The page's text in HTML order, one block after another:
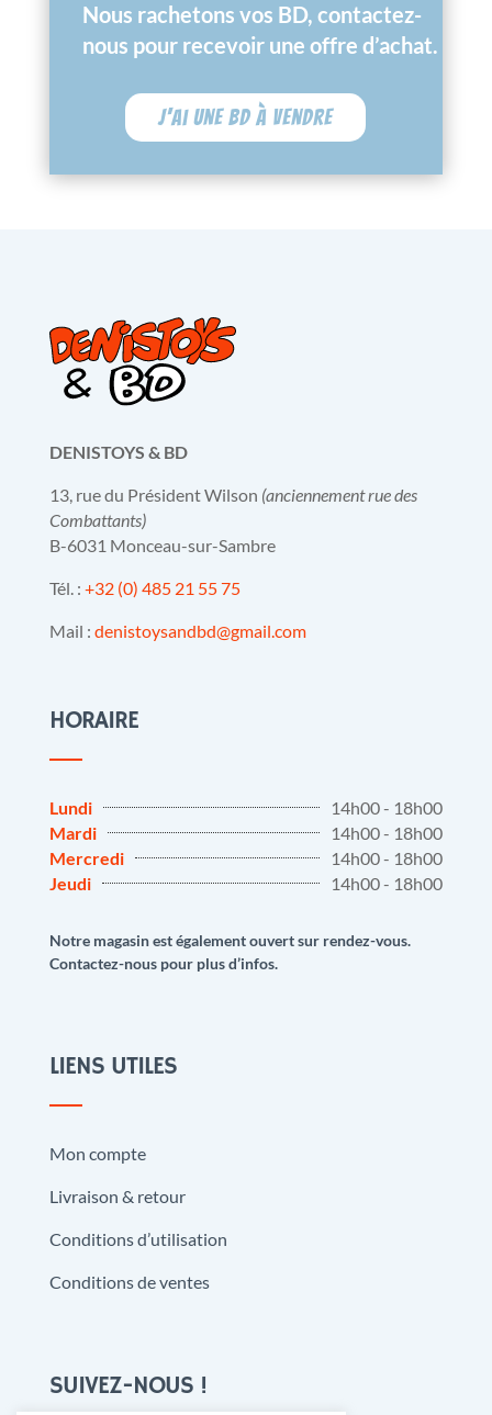
Nous rachetons vos BD, contactez-
nous pour recevoir une offre d’achat.
J'ai une BD à vendre
DENISTOYS & BD
13, rue du Président Wilson (anciennement rue des
Combattants)
B-6031 Monceau-sur-Sambre
Tél. : +32 (0) 485 21 55 75
Mail : denistoysandbd@gmail.com
HORAIRE
Lundi
14h00 - 18h00
Mardi
14h00 - 18h00
Mercredi
14h00 - 18h00
Jeudi
14h00 - 18h00
Notre magasin est également ouvert sur rendez-vous.
Contactez-nous pour plus d’infos.
LIENS UTILES
Mon compte
Livraison & retour
Conditions d’utilisation
Conditions de ventes
SUIVEZ-NOUS !